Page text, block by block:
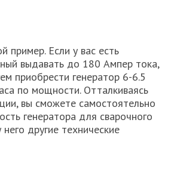
пример. Если у вас есть
выдавать до 180 Ампер тока,
приобрести генератор 6-6.5
по мощности. Отталкиваясь
вы сможете самостоятельно
генератора для сварочного
другие технические